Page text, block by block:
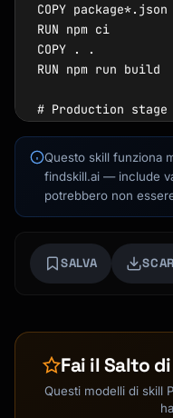
COPY
RUN npm ci
COPY . .
RUN npm run build
# Production stage
WORKDIR /app
COPY --
COPY --
USER node
CMD ["node",
```
### Python
FROM python:3.12-
Questo skill funziona
findskill.ai — include
potrebbero non
SALVA
Fai il Salto
Questi modelli di skill
Kai
Ricerca corsi · qui